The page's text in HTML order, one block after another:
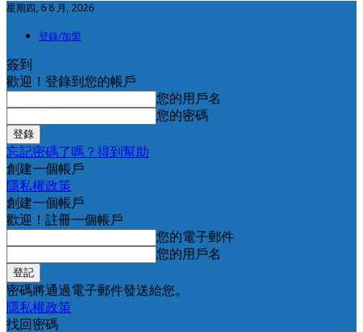
星期四, 6 8 月, 2026
登錄/加盟
簽到
歡迎！登錄到您的帳戶
您的用戶名
您的密碼
忘記密碼了嗎？得到幫助
創建一個帳戶
隱私權政策
創建一個帳戶
歡迎！註冊一個帳戶
您的電子郵件
您的用戶名
密碼將通過電子郵件發送給您。
隱私權政策
找回密碼